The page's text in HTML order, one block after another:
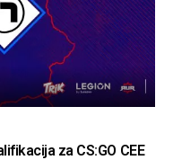
za CS:GO CEE